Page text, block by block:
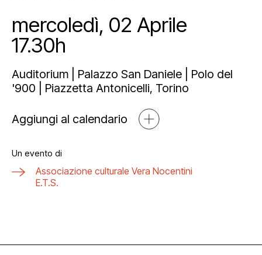
Educational
Esposizioni
Art Bonus
Partnership e sponsorship
Mediahub
Multimedia
Open tools
Blog
mercoledì, 02 Aprile
17.30h
Auditorium | Palazzo San Daniele | Polo del
'900 | Piazzetta Antonicelli, Torino
Aggiungi al calendario
Un evento di
Associazione culturale Vera Nocentini
E.T.S.